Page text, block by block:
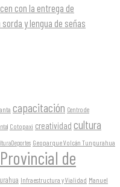
con la entrega de
y lengua de señas
capacitación Centro de
Cotopaxi creatividad cultura
Geoparque Volcán Tungurahua
de
Infraestructura y Vialidad Manuel